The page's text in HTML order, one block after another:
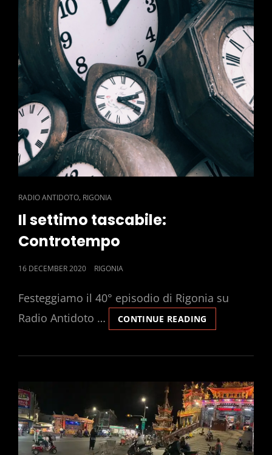
CAT
LINKS
RADIO ANTIDOTO, RIGONIA
Il settimo tascabile:
Controtempo
POSTED
16 DECEMBER 2020 RIGONIA
Festeggiamo il 40° episodio di Rigonia su
Radio Antidoto …
CONTINUE READING
SETTIMO